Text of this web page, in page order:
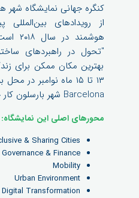
از رویدادهای
"تحول در راهبردهای
بهترین مکان ممکن برای
Barcelona شهر بارسلون کار خود را آغاز می کند.
محورهای اصلی این نمایشگاه:
& Sharing Cities
Governance & Finance
Mobility
Urban Environment
Digital Transformation